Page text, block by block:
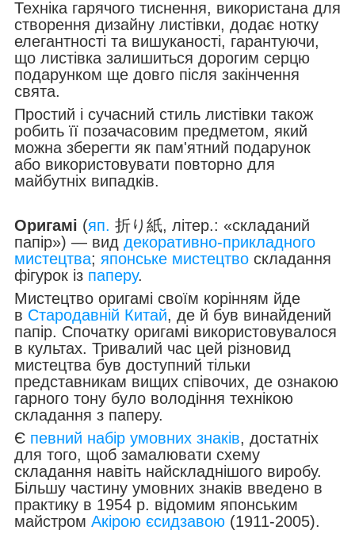
Техніка гарячого тиснення, використана для
створення дизайну листівки, додає нотку
елегантності та вишуканості, гарантуючи,
що листівка залишиться дорогим серцю
подарунком ще довго після закінчення
свята.
Простий і сучасний стиль листівки також
робить її позачасовим предметом, який
можна зберегти як пам'ятний подарунок
або використовувати повторно для
майбутніх випадків.
Оригамі (яп. 折り紙, літер.: «складаний
папір») — вид декоративно-прикладного
мистецтва; японське мистецтво складання
фігурок із паперу.
Мистецтво оригамі своїм корінням йде
в Стародавній Китай, де й був винайдений
папір. Спочатку оригамі використовувалося
в культах. Тривалий час цей різновид
мистецтва був доступний тільки
представникам вищих співочих, де ознакою
гарного тону було володіння технікою
складання з паперу.
Є певний набір умовних знаків, достатніх
для того, щоб замалювати схему
складання навіть найскладнішого виробу.
Більшу частину умовних знаків введено в
практику в 1954 р. відомим японським
майстром Акірою єсидзавою (1911-2005).